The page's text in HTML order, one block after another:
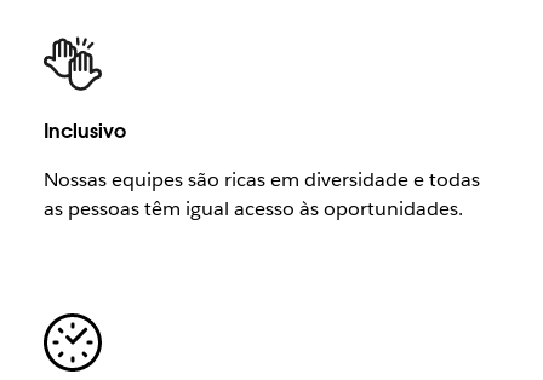
Inclusivo
Nossas equipes são ricas em diversidade e todas
as pessoas têm igual acesso às oportunidades.